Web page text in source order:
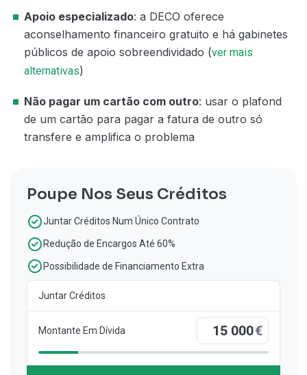
Apoio especializado: a DECO oferece
aconselhamento financeiro gratuito e há gabinetes
públicos de apoio sobreendividado (ver mais
alternativas)
Não pagar um cartão com outro: usar o plafond
de um cartão para pagar a fatura de outro só
transfere e amplifica o problema
Poupe Nos Seus Créditos
Juntar Créditos Num Único Contrato
Redução de Encargos Até 60%
Possibilidade de Financiamento Extra
Juntar Créditos
Montante Em Dívida €